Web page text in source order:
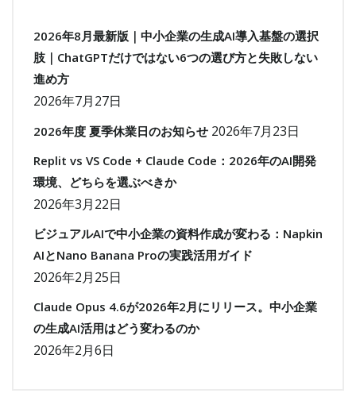
2026年8月最新版｜中小企業の生成AI導入基盤の選択
肢｜ChatGPTだけではない6つの選び方と失敗しない
進め方
2026年7月27日
2026年度 夏季休業日のお知らせ 2026年7月23日
Replit vs VS Code + Claude Code：2026年のAI開発
環境、どちらを選ぶべきか
2026年3月22日
ビジュアルAIで中小企業の資料作成が変わる：Napkin
AIとNano Banana Proの実践活用ガイド
2026年2月25日
Claude Opus 4.6が2026年2月にリリース。中小企業
の生成AI活用はどう変わるのか
2026年2月6日